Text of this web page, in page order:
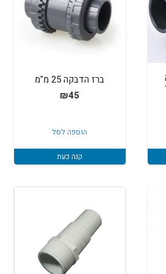
ברז הדבקה 25 מ"מ
₪45
הוספה לסל
קנה כעת